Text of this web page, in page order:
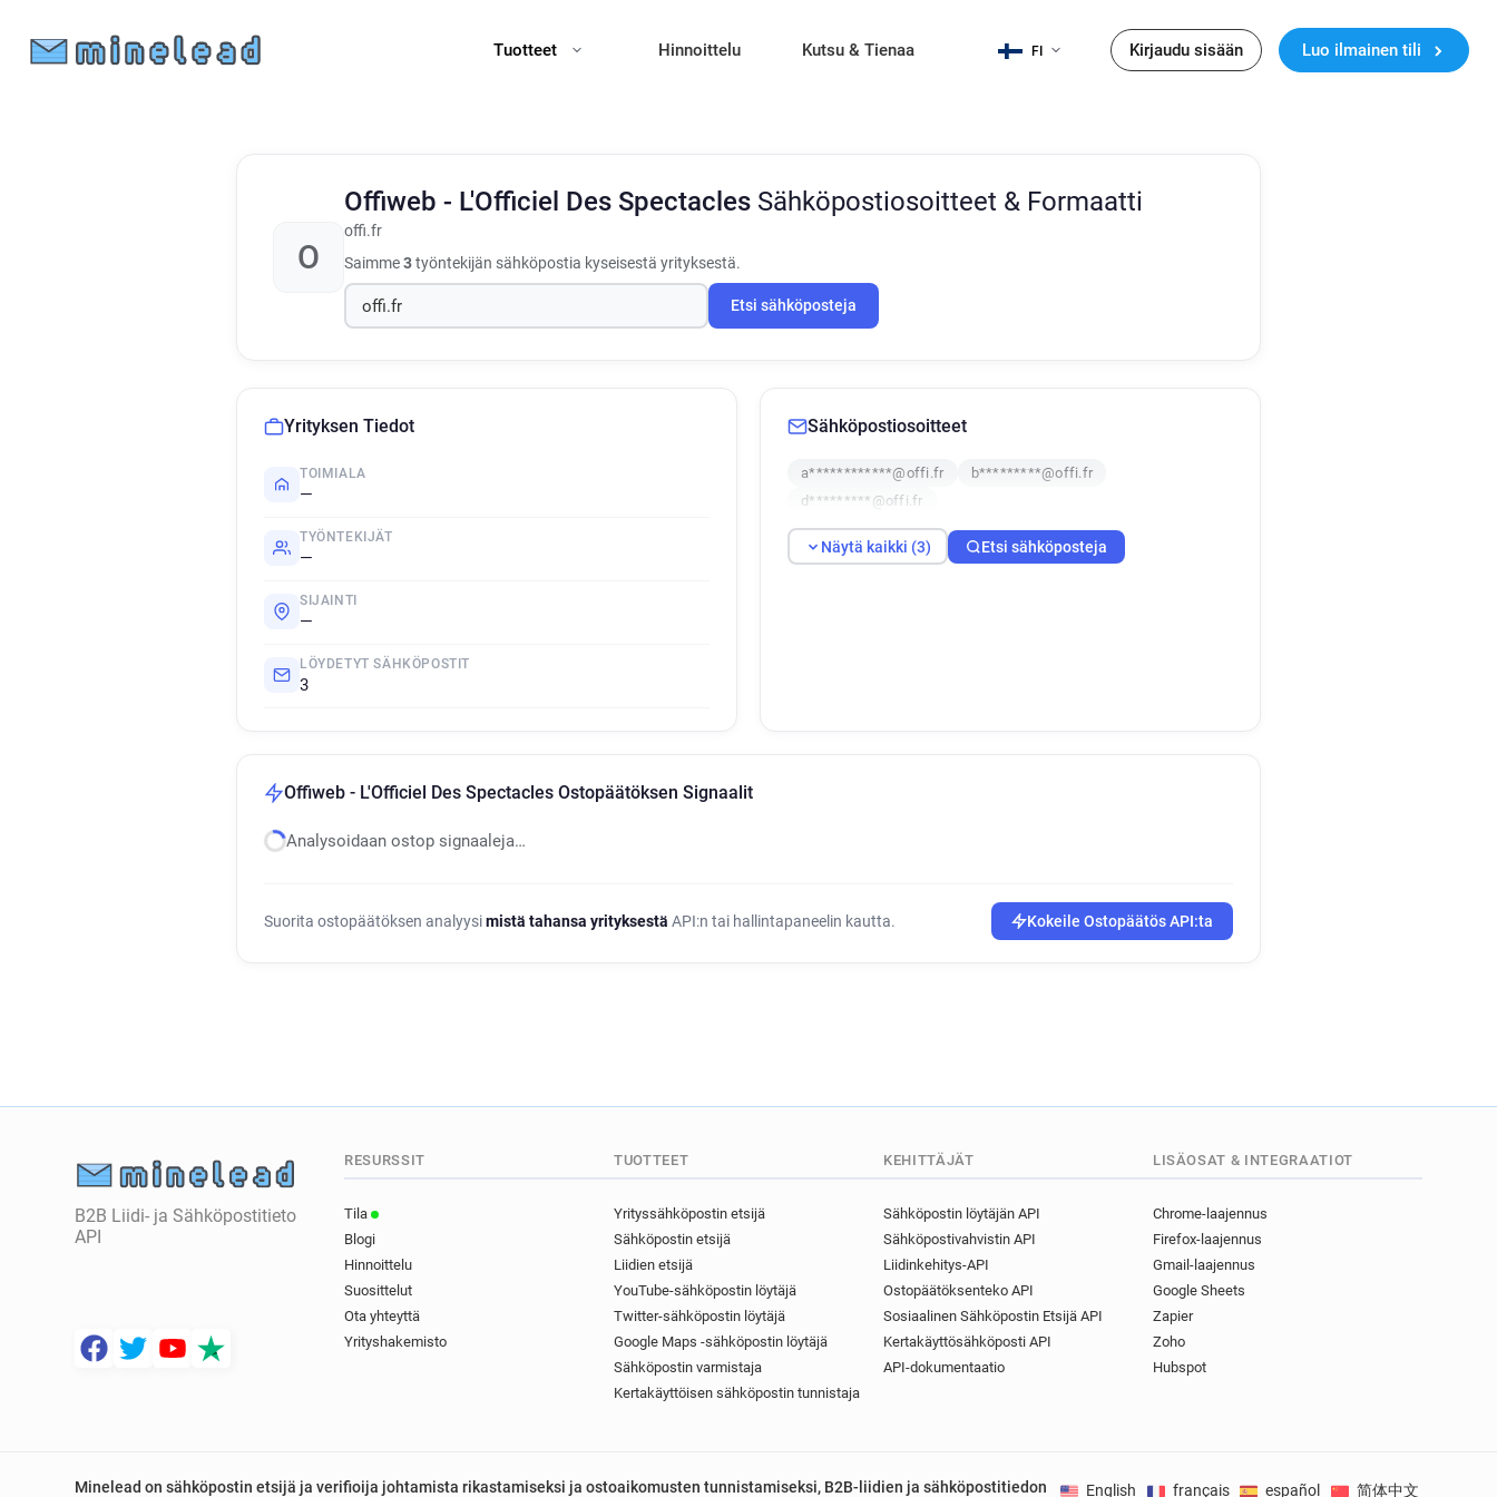
Tuotteet Hinnoittelu Kutsu & Tienaa FI Kirjaudu sisään Luo ilmainen tili
O
Offiweb - L'Officiel Des Spectacles Sähköpostiosoitteet & Formaatti
offi.fr
Saimme3työntekijän sähköpostia kyseisestä yrityksestä.
Etsi sähköposteja
Yrityksen Tiedot
TOIMIALA
—
TYÖNTEKIJÄT
—
SIJAINTI
—
LÖYDETYT SÄHKÖPOSTIT
3
Sähköpostiosoitteet
a************@offi.fr
b*********@offi.fr
d*********@offi.fr
Näytä kaikki (3) Etsi sähköposteja
Offiweb - L'Officiel Des Spectacles Ostopäätöksen Signaalit
Analysoidaan ostop signaaleja…
Suorita ostopäätöksen analyysimistä tahansa yrityksestä API:n tai hallintapaneelin kautta. Kokeile Ostopäätös API:ta
B2B Liidi- ja Sähköpostitieto
API
RESURSSIT
Tila
Blogi
Hinnoittelu
Suosittelut
Ota yhteyttä
Yrityshakemisto
TUOTTEET
Yrityssähköpostin etsijä
Sähköpostin etsijä
Liidien etsijä
YouTube-sähköpostin löytäjä
Twitter-sähköpostin löytäjä
Google Maps -sähköpostin löytäjä
Sähköpostin varmistaja
Kertakäyttöisen sähköpostin tunnistaja
KEHITTÄJÄT
Sähköpostin löytäjän API
Sähköpostivahvistin API
Liidinkehitys-API
Ostopäätöksenteko API
Sosiaalinen Sähköpostin Etsijä API
Kertakäyttösähköposti API
API-dokumentaatio
LISÄOSAT & INTEGRAATIOT
Chrome-laajennus
Firefox-laajennus
Gmail-laajennus
Google Sheets
Zapier
Zoho
Hubspot
Minelead on sähköpostin etsijä ja verifioija johtamista rikastamiseksi ja ostoaikomusten tunnistamiseksi, B2B-liidien ja sähköpostitiedon
English français español 简体中文